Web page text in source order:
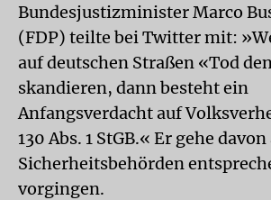
Bundesjustizminister Marco
(FDP) teilte bei Twitter mit:
auf deutschen Straßen «Tod
skandieren, dann besteht ein
Anfangsverdacht auf
130 Abs. 1 StGB.« Er gehe
Sicherheitsbehörden
vorgingen.